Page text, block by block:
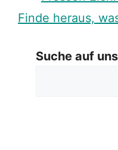
Finde heraus,
Suche auf